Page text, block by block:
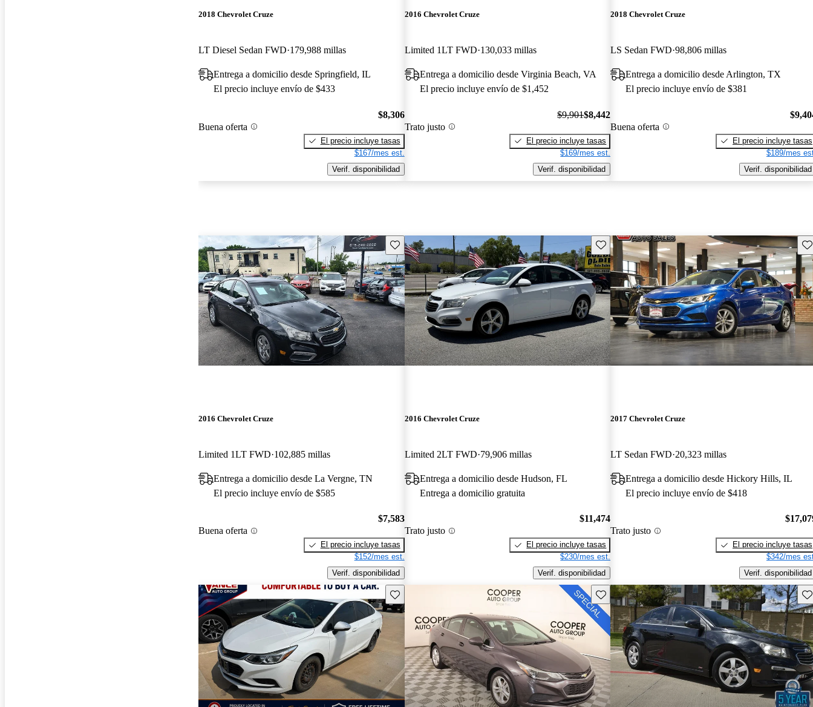
2018 Chevrolet Cruze
LT Diesel Sedan FWD 179,988 millas
Entrega a domicilio desde Springfield, IL
El precio incluye envío de $433
Buena oferta
$8,306
El precio incluye tasas
$167/mes est.
Verif. disponibilidad
2016 Chevrolet Cruze
Limited 1LT FWD 130,033 millas
Entrega a domicilio desde Virginia Beach, VA
El precio incluye envío de $1,452
Trato justo
$9,901$8,442
El precio incluye tasas
$169/mes est.
Verif. disponibilidad
2018 Chevrolet Cruze
LS Sedan FWD 98,806 millas
Entrega a domicilio desde Arlington, TX
El precio incluye envío de $381
Buena oferta
El precio incluye tasas
$189/mes
Verif. disponibilidad
Guarda este Aviso
2016 Chevrolet Cruze
Limited 1LT FWD 102,885 millas
Entrega a domicilio desde La Vergne, TN
El precio incluye envío de $585
Buena oferta
$7,583
El precio incluye tasas
$152/mes est.
Verif. disponibilidad
Guarda este Aviso
2016 Chevrolet Cruze
Limited 2LT FWD 79,906 millas
Entrega a domicilio desde Hudson, FL
Entrega a domicilio gratuita
Trato justo
$11,474
El precio incluye tasas
$230/mes est.
Verif. disponibilidad
2017 Chevrolet Cruze
LT Sedan FWD 20,323 millas
Entrega a domicilio desde Hickory Hills, IL
El precio incluye envío de $418
Trato justo
El precio incluye tasas
$342/mes
Verif. disponibilidad
Guarda este Aviso Guarda este Aviso